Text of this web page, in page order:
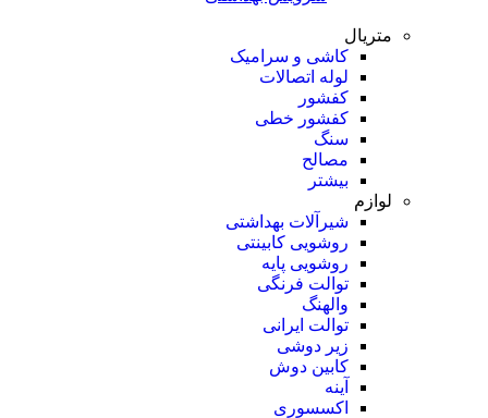
متریال
کاشی و سرامیک
لوله اتصالات
کفشور
کفشور خطی
سنگ
مصالح
بیشتر
لوازم
شیرآلات بهداشتی
روشویی کابینتی
روشویی پایه
توالت فرنگی
والهنگ
توالت ایرانی
زیر دوشی
کابین دوش
آینه
اکسسوری